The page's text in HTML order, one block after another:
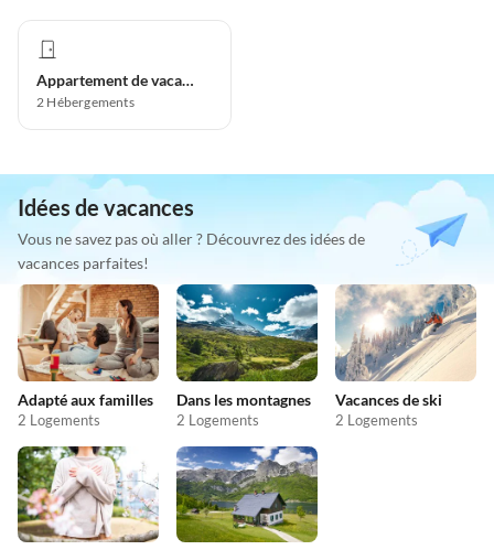
Appartement de vacances
2 Hébergements
Idées de vacances
Vous ne savez pas où aller ? Découvrez des idées de
vacances parfaites!
Adapté aux familles
2 Logements
Dans les montagnes
2 Logements
Vacances de ski
2 Logements